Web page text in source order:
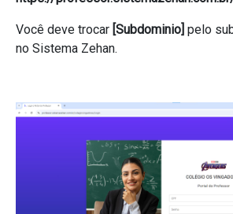
Você deve trocar [Subdominio] pelo
no Sistema Zehan.